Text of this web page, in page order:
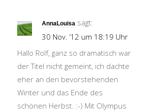
AnnaLouisa sagt:
30 Nov. ’12 um 18:19 Uhr
Hallo Rolf, ganz so dramatisch war
der Titel nicht gemeint, ich dachte
eher an den bevorstehenden
Winter und das Ende des
schönen Herbst. :-) Mit Olympus